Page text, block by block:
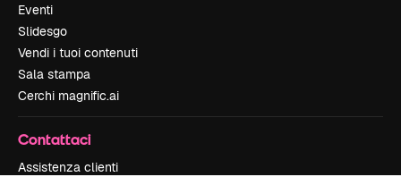
Eventi
Slidesgo
Vendi i tuoi contenuti
Sala stampa
Cerchi magnific.ai
Contattaci
Assistenza clienti